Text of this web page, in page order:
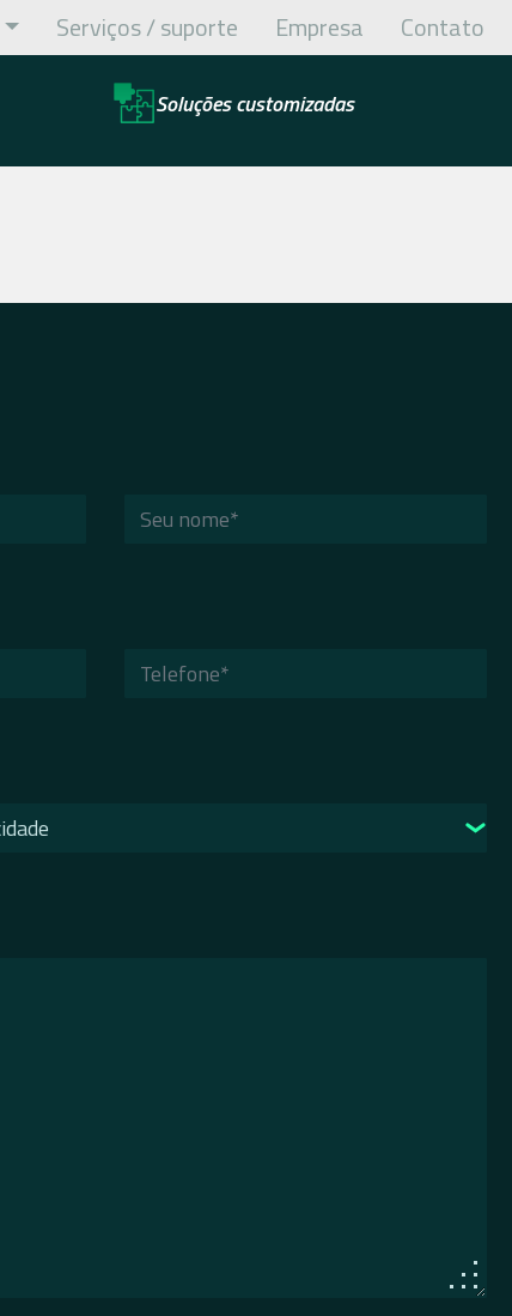
Serviços / suporte Empresa Contato
Soluções customizadas